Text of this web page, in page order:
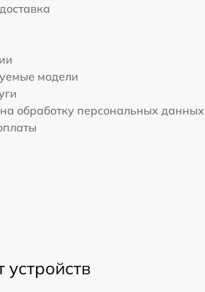
модели
обработку персональных данных
устройств